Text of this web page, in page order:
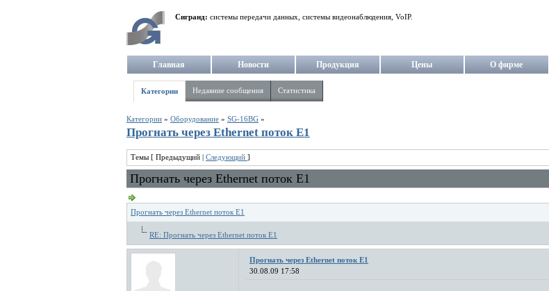
Сигранд: системы передачи данных, системы видеонаблюдения, VoIP.
Главная Новости Продукция Цены О фирме
Категории Недавние сообщения Статистика
Категории » Оборудование » SG-16BG »
Прогнать через Ethernet поток Е1
Темы [ Предыдущий | Следующий ]
Прогнать через Ethernet поток Е1
Прогнать через Ethernet поток Е1
RE: Прогнать через Ethernet поток Е1
Прогнать через Ethernet поток Е1
30.08.09 17:58